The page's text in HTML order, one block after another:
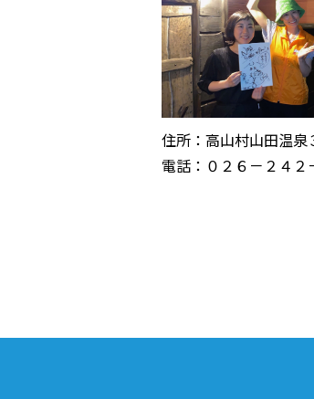
住所：高山村山田温泉
電話：０２６－２